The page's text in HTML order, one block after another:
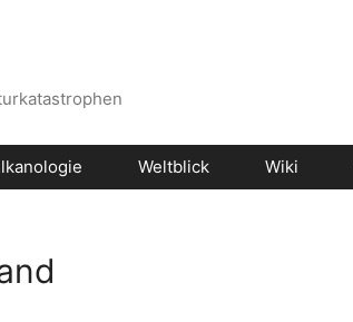
Weltblick Wiki